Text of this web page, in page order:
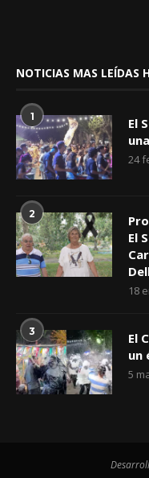
NOTICIAS MAS LEÍDAS
1
El
24
2
El
18
3
El
un
5